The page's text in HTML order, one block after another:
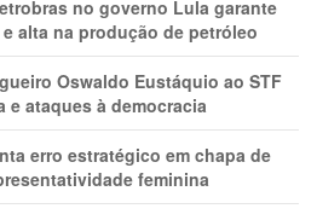
no governo Lula garante
alta na produção de petróleo
Oswaldo Eustáquio ao STF
ataques à democracia
erro estratégico em chapa de
feminina